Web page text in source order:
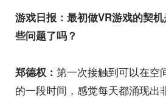
游戏日报：最初做VR游戏的契
些问题了吗？
郑德权： 第一次接触到可以在空
的一段时间，感觉每天都涌现出